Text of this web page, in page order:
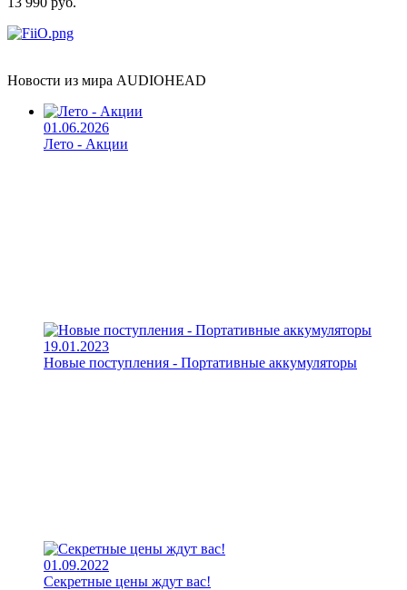
Новости из мира AUDIOHEAD
01.06.2026
Лето - Акции
19.01.2023
Новые поступления - Портативные аккумуляторы
01.09.2022
Секретные цены ждут вас!